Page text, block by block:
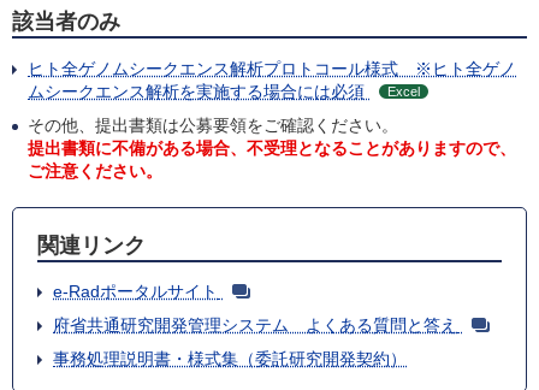
該当者のみ
ヒト全ゲノムシークエンス解析プロトコール様式 ※ヒト全ゲノ
ムシークエンス解析を実施する場合には必須
Excel
その他、提出書類は公募要領をご確認ください。
提出書類に不備がある場合、不受理となることがありますので、
ご注意ください。
関連リンク
e-Radポータルサイト
府省共通研究開発管理システム よくある質問と答え
事務処理説明書・様式集（委託研究開発契約）